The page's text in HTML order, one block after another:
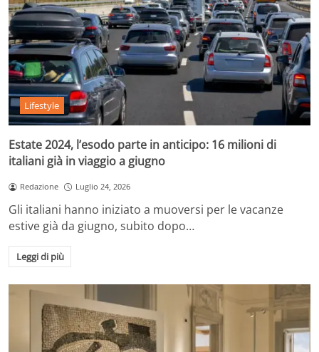
Lifestyle
Estate 2024, l’esodo parte in anticipo: 16 milioni di
italiani già in viaggio a giugno
Redazione Luglio 24, 2026
Gli italiani hanno iniziato a muoversi per le vacanze
estive già da giugno, subito dopo…
Leggi di più